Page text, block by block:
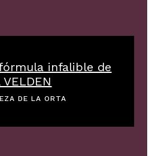
infalible de
VELDEN
DE LA ORTA